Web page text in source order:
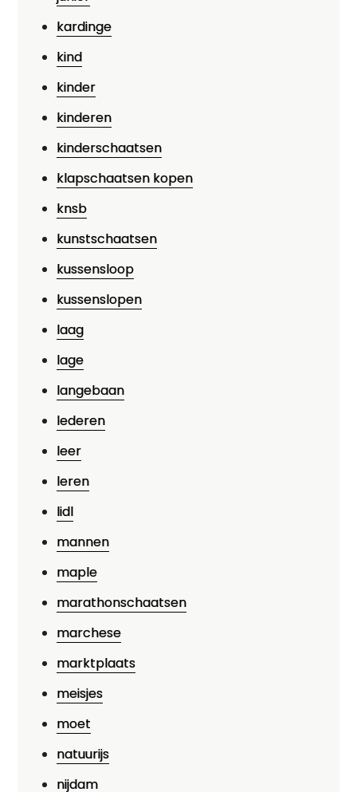
kardinge
kind
kinder
kinderen
kinderschaatsen
klapschaatsen kopen
knsb
kunstschaatsen
kussensloop
kussenslopen
laag
lage
langebaan
lederen
leer
leren
lidl
mannen
maple
marathonschaatsen
marchese
marktplaats
meisjes
moet
natuurijs
nijdam